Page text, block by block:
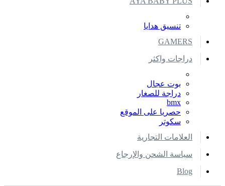
تنسيق هدايا
GAMERS
دراجات واكثر
بوت عجال
دراجة للصغار
bmx
حصريا على الموقع
سكوتر
العلامات التجارية
سياسة الشحن والإرجاع
Blog